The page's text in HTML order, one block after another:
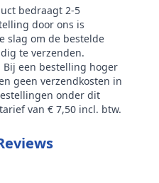
bedraagt 2-5
door ons is
slag om de bestelde
te verzenden.
Bij een bestelling hoger
geen verzendkosten in
onder dit
van € 7,50 incl. btw.